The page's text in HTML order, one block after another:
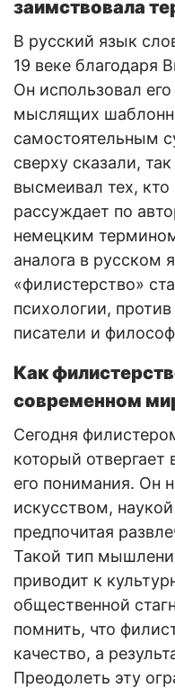
заимствовала
В русский язык
19 веке благодаря
Он использовал
мыслящих
самостоятельным
сверху сказали,
высмеивал тех,
рассуждает по
немецким
аналога в русском
«филистерство»
психологии,
писатели и
Как
современном
Сегодня
который отвергает
его понимания. Он
искусством,
предпочитая
Такой тип
приводит к
общественной
помнить, что
качество, а
Преодолеть эту